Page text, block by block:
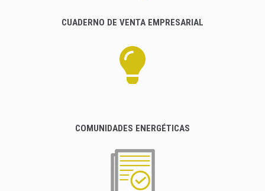
CUADERNO DE VENTA EMPRESARIAL
COMUNIDADES ENERGÉTICAS